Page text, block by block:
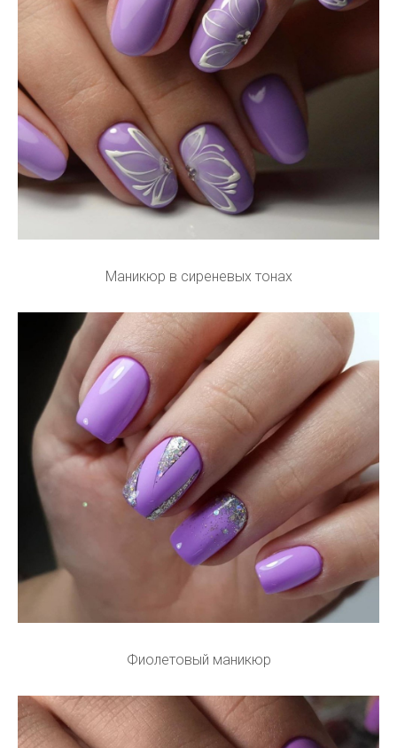
Маникюр в сиреневых тонах
Фиолетовый маникюр